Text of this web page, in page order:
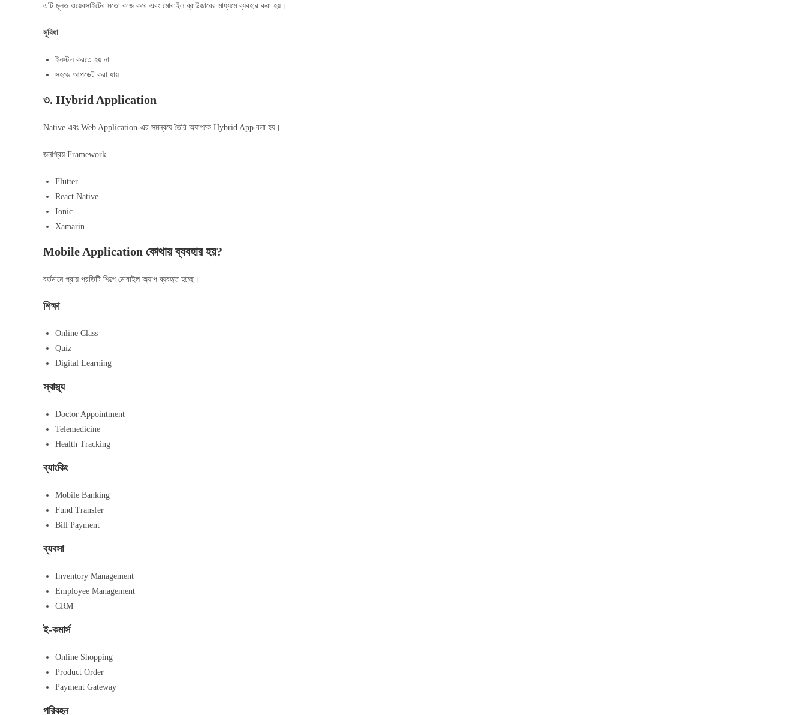
এটি মূলত ওয়েবসাইটের মতো কাজ করে এবং মোবাইল ব্রাউজারের মাধ্যমে ব্যবহার করা হয়।
সুবিধা
ইনস্টল করতে হয় না
সহজে আপডেট করা যায়
৩. Hybrid Application
Native এবং Web Application-এর সমন্বয়ে তৈরি অ্যাপকে Hybrid App বলা হয়।
জনপ্রিয় Framework
Flutter
React Native
Ionic
Xamarin
Mobile Application কোথায় ব্যবহার হয়?
বর্তমানে প্রায় প্রতিটি শিল্পে মোবাইল অ্যাপ ব্যবহৃত হচ্ছে।
শিক্ষা
Online Class
Quiz
Digital Learning
স্বাস্থ্য
Doctor Appointment
Telemedicine
Health Tracking
ব্যাংকিং
Mobile Banking
Fund Transfer
Bill Payment
ব্যবসা
Inventory Management
Employee Management
CRM
ই-কমার্স
Online Shopping
Product Order
Payment Gateway
পরিবহন